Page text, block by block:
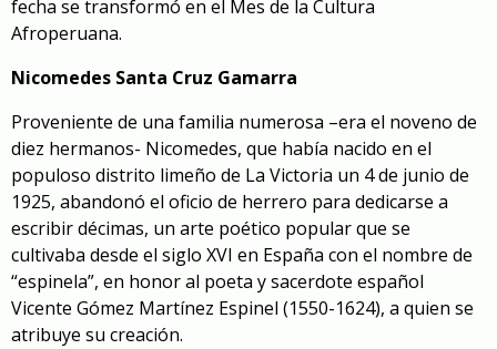
fecha se transformó en el Mes de la Cultura
Afroperuana.
Nicomedes Santa Cruz Gamarra
Proveniente de una familia numerosa –era el noveno de
diez hermanos- Nicomedes, que había nacido en el
populoso distrito limeño de La Victoria un 4 de junio de
1925, abandonó el oficio de herrero para dedicarse a
escribir décimas, un arte poético popular que se
cultivaba desde el siglo XVI en España con el nombre de
“espinela”, en honor al poeta y sacerdote español
Vicente Gómez Martínez Espinel (1550-1624), a quien se
atribuye su creación.